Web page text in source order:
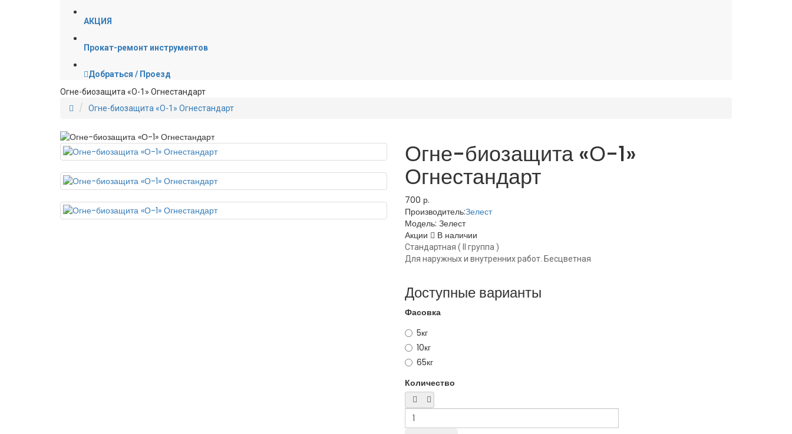
АКЦИЯ
Прокат-ремонт инструментов
Добраться / Проезд
Огне-биозащита «О-1» Огнестандарт
Огне-биозащита «О-1» Огнестандарт
Огне-биозащита «О-1»
Огнестандарт
700 р.
Производитель:Зелест
Модель: Зелест
Акции
В наличии
Стандартная ( II группа )
Для наружных и внутренних работ. Бесцветная
Доступные варианты
Фасовка
5кг
10кг
65кг
Количество